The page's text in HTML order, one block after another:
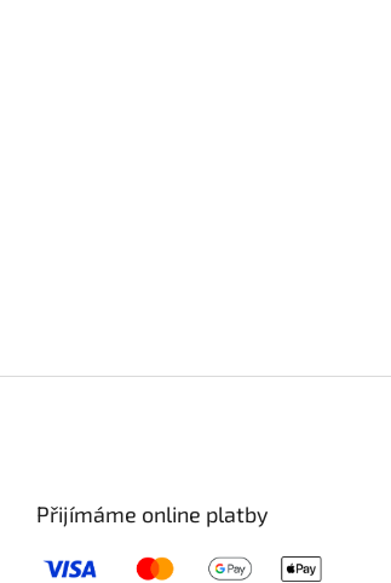
Přijímáme online platby